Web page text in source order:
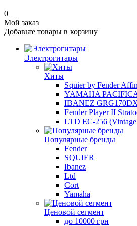
0
Мой заказ
Добавьте товары в корзину
Электрогитары
Хиты
Squier by Fender
YAMAHA
IBANEZ
Fender Player II
LTD EC-256
Популярные бренды
Fender
SQUIER
Ibanez
Ltd
Cort
Yamaha
Ценовой сегмент
до 10000 грн